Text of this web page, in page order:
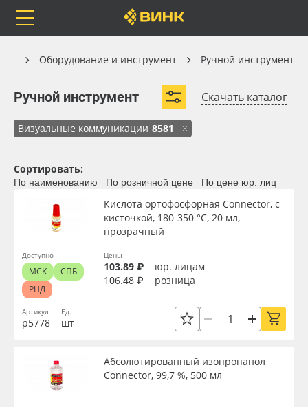
Каталог
Orafol
Бренды
Оплата
Сервис
Компания
Весь каталог
Рулонные материалы
Самоклеящиеся плёнки
Чернила
Клей, скотчи и крепёж
Профильные системы
Оборудование и инструмент Ручной инструмент
Ручной инструмент Скачать каталог
Визуальные коммуникации 8581
Оборудование и инструмент
Инструмент для работы с обоями
Столярный инструмент
Шлифовальные материалы
Биты и ключи
Развернуть (6)
Сортировать:
По наименованию По розничной цене По цене юр. лиц
Артикул
р5778
Кислота ортофосфорная Connector, с
кисточкой, 180-350 °С, 20 мл,
прозрачный
Ед.
шт
Цены
103.89 ₽
юр. лицам
106.48 ₽
розница
Доступно
МСК
СПБ
РНД
Абсолютированный изопропанол
Connector, 99,7 %, 500 мл